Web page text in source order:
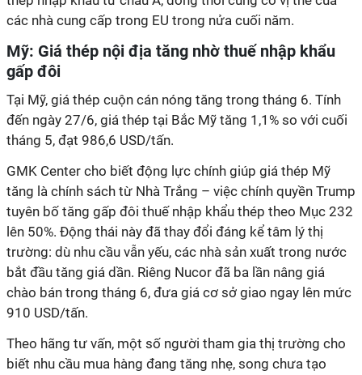
các nhà cung cấp trong EU trong nửa cuối năm.
Mỹ: Giá thép nội địa tăng nhờ thuế nhập khẩu
gấp đôi
Tại Mỹ, giá thép cuộn cán nóng tăng trong tháng 6. Tính
đến ngày 27/6, giá thép tại Bắc Mỹ tăng 1,1% so với cuối
tháng 5, đạt 986,6 USD/tấn.
GMK Center cho biết động lực chính giúp giá thép Mỹ
tăng là chính sách từ Nhà Trắng – việc chính quyền Trump
tuyên bố tăng gấp đôi thuế nhập khẩu thép theo Mục 232
lên 50%. Động thái này đã thay đổi đáng kể tâm lý thị
trường: dù nhu cầu vẫn yếu, các nhà sản xuất trong nước
bắt đầu tăng giá dần. Riêng Nucor đã ba lần nâng giá
chào bán trong tháng 6, đưa giá cơ sở giao ngay lên mức
910 USD/tấn.
Theo hãng tư vấn, một số người tham gia thị trường cho
biết nhu cầu mua hàng đang tăng nhẹ, song chưa tạo